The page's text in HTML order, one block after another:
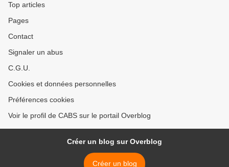
Top articles
Pages
Contact
Signaler un abus
C.G.U.
Cookies et données personnelles
Préférences cookies
Voir le profil de CABS sur le portail Overblog
Créer un blog sur Overblog
Créer un blog